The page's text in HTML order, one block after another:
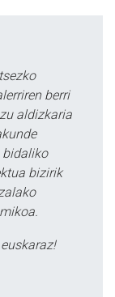
berri
aldizkaria
bidaliko
bizirik